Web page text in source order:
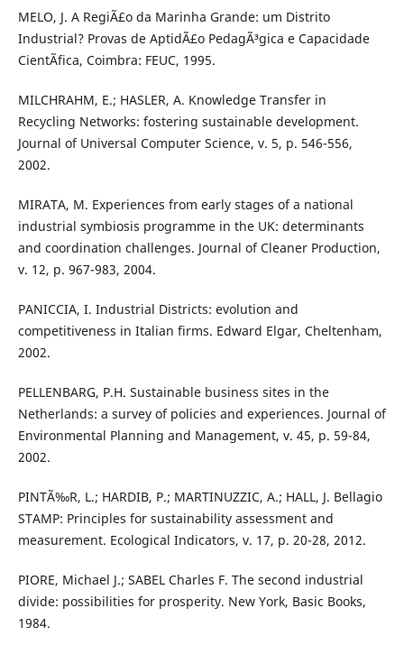
MELO, J. A RegiÃ£o da Marinha Grande: um Distrito
Industrial? Provas de AptidÃ£o PedagÃ³gica e Capacidade
CientÃ­fica, Coimbra: FEUC, 1995.
MILCHRAHM, E.; HASLER, A. Knowledge Transfer in
Recycling Networks: fostering sustainable development.
Journal of Universal Computer Science, v. 5, p. 546-556,
2002.
MIRATA, M. Experiences from early stages of a national
industrial symbiosis programme in the UK: determinants
and coordination challenges. Journal of Cleaner Production,
v. 12, p. 967-983, 2004.
PANICCIA, I. Industrial Districts: evolution and
competitiveness in Italian firms. Edward Elgar, Cheltenham,
2002.
PELLENBARG, P.H. Sustainable business sites in the
Netherlands: a survey of policies and experiences. Journal of
Environmental Planning and Management, v. 45, p. 59-84,
2002.
PINTÃ‰R, L.; HARDIB, P.; MARTINUZZIC, A.; HALL, J. Bellagio
STAMP: Principles for sustainability assessment and
measurement. Ecological Indicators, v. 17, p. 20-28, 2012.
PIORE, Michael J.; SABEL Charles F. The second industrial
divide: possibilities for prosperity. New York, Basic Books,
1984.